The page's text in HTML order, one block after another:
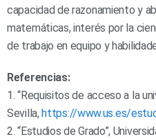
capacidad de razonamiento y
matemáticas, interés por la
de trabajo en equipo y
Referencias:
1. “Requisitos de acceso a la
Sevilla, https://www.us.es/
2. “Estudios de Grado”,